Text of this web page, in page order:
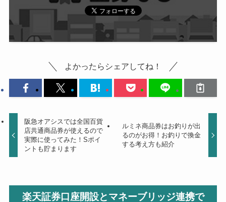
よかったらシェアしてね！
阪急オアシスでは全国百貨
店共通商品券が使えるので
実際に使ってみた！Sポイ
ントも貯まります
ルミネ商品券はお釣りが出
るのがお得！お釣りで換金
する考え方も紹介
楽天証券口座開設とマネーブリッジ連携で